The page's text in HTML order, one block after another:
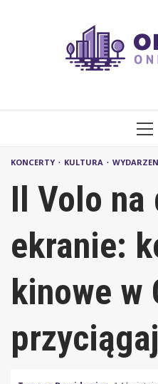
KONCERTY KULTURA
Il Volo na
ekranie:
kinowe w